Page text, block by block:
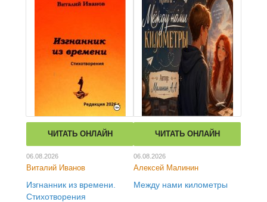
ЧИТАТЬ ОНЛАЙН
06.08.2026
Виталий Иванов
Изгнанник из времени.
Стихотворения
ЧИТАТЬ ОНЛАЙН
06.08.2026
Алексей Малинин
Между нами километры